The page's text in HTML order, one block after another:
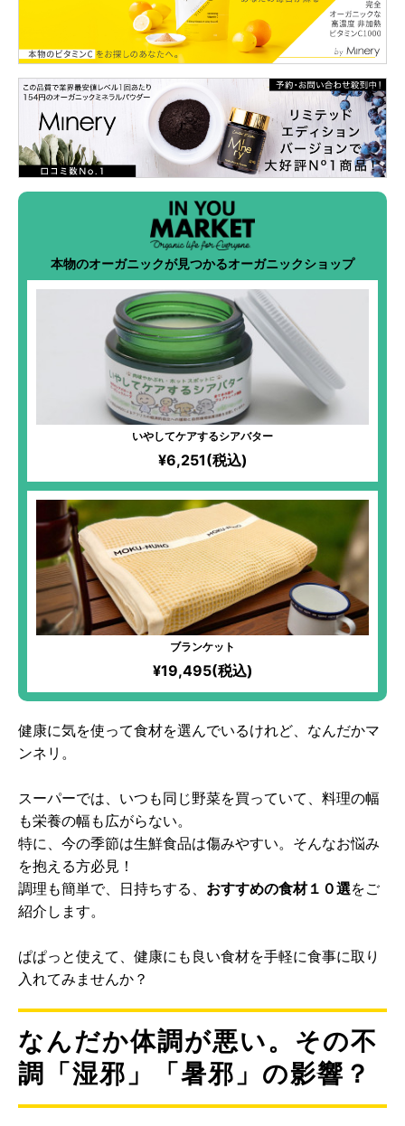
本物のオーガニックが見つかるオーガニックショップ
いやしてケアするシアバター
¥6,251(税込)
ブランケット
¥19,495(税込)
健康に気を使って食材を選んでいるけれど、なんだかマ
ンネリ。
スーパーでは、いつも同じ野菜を買っていて、料理の幅
も栄養の幅も広がらない。
特に、今の季節は生鮮食品は傷みやすい。そんなお悩み
を抱える方必見！
調理も簡単で、日持ちする、 おすすめの食材１０選をご
紹介します。
ぱぱっと使えて、健康にも良い食材を手軽に食事に取り
入れてみませんか？
なんだか体調が悪い。その不
調「湿邪」「暑邪」の影響？